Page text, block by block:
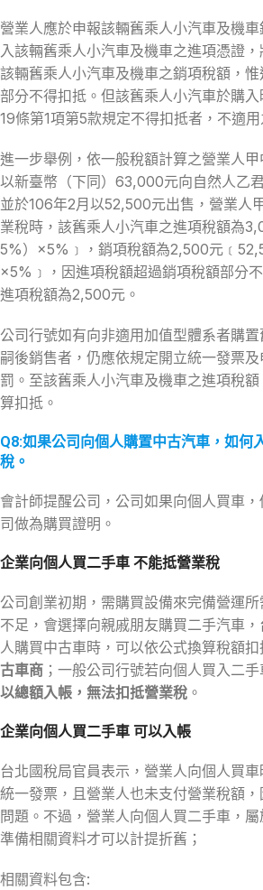
營業人應於申報該輛舊乘人小汽車及機
入該輛舊乘人小汽車及機車之進項憑證
該輛舊乘人小汽車及機車之銷項稅額，
部分不得扣抵。但該舊乘人小汽車於購
19條第1項第5款規定不得扣抵者，不適用
進一步舉例，依一般稅額計算之營業人甲
以新臺幣（下同）63,000元向自然人乙
並於106年2月以52,500元出售，營業人
業稅時，該舊乘人小汽車之進項稅額為
5%）×5%﹞，銷項稅額為2,500元
×5%﹞，因進項稅額超過銷項稅額部分
進項稅額為2,500元。
公司行號如有向非適用加值型體系者購置
嗣後銷售者，仍應依規定開立統一發票
罰。至該舊乘人小汽車及機車之進項稅
算扣抵。
Q8:如果公司向個人購置中古汽車，如何
稅。
會計師提醒公司，公司如果向個人買車
司做為購買證明。
企業向個人買二手車 不能抵營業稅
公司創業初期，需購買設備來完備營運
不足，會選擇向親戚朋友購買二手汽車
人購買中古車時，可以依公式換算稅額扣
古車商 ；一般公司行號若向個人買入二
以總額入帳，無法扣抵營業稅 。
企業向個人買二手車 可以入帳
台北國稅局官員表示，營業人向個人買
統一發票，且營業人也未支付營業稅額
問題。不過，營業人向個人買二手車，
準備相關資料才可以計提折舊；
相關資料包含: